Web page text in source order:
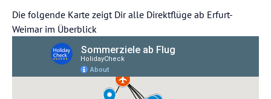
Die folgende Karte zeigt Dir alle Direktflüge ab Erfurt-
Weimar im Überblick